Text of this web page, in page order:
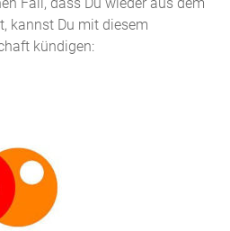
kannst Du mit diesem
kündigen: